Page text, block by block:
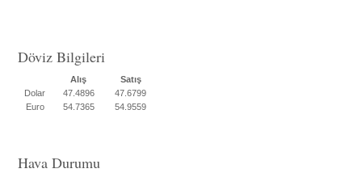
Döviz Bilgileri
Alış
Satış
Dolar
47.4896
47.6799
Euro
54.7365 54.9559
Hava Durumu